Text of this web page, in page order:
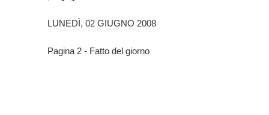
LUNEDÌ, 02 GIUGNO 2008
Pagina 2 - Fatto del giorno